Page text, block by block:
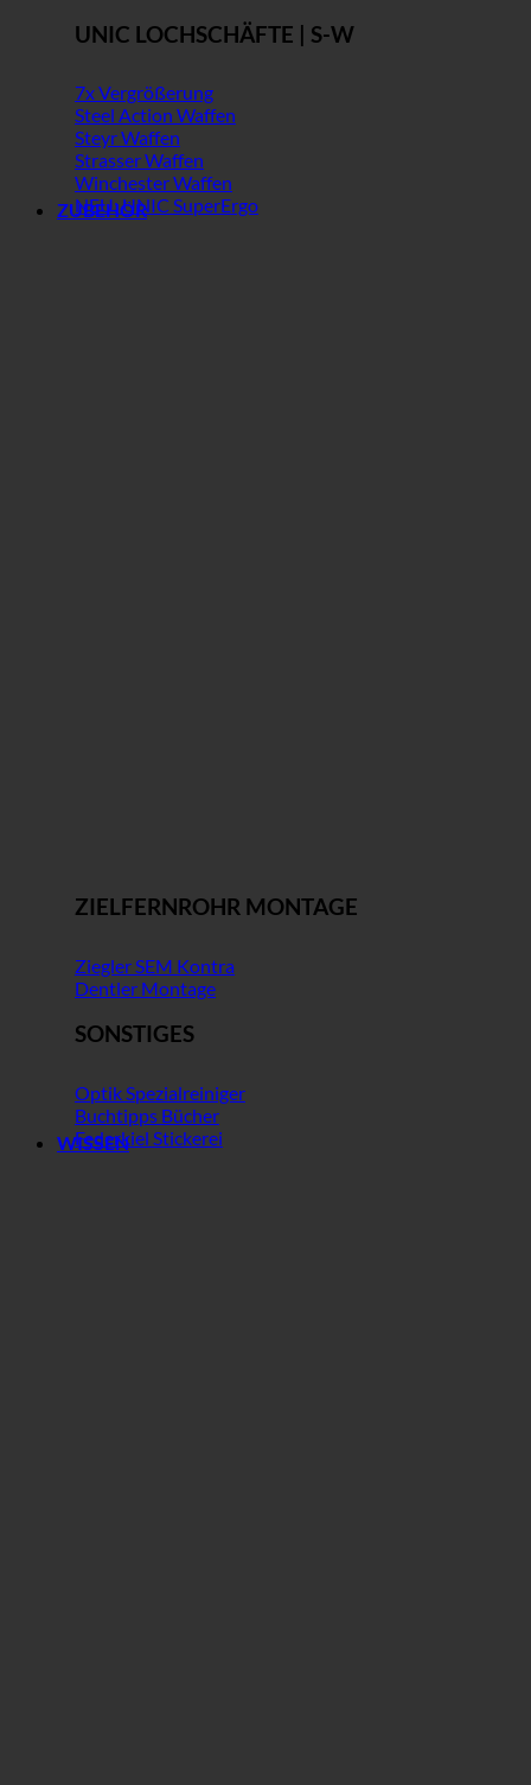
UNIC LOCHSCHÄFTE | S-W
7x Vergrößerung
Steel Action Waffen
Steyr Waffen
Strasser Waffen
Winchester Waffen
NEU: UNIC SuperErgo
ZUBEHÖR
ZIELFERNROHR MONTAGE
Ziegler SEM Kontra
Dentler Montage
SONSTIGES
Optik Spezialreiniger
Buchtipps Bücher
Federkiel Stickerei
WISSEN